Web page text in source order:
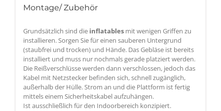
Montage/ Zubehör
Grundsätzlich sind die inflatables mit wenigen Griffen zu
installieren. Sorgen Sie für einen sauberen Untergrund
(staubfrei und trocken) und Hände. Das Gebläse ist bereits
installiert und muss nur nochmals gerade platziert werden.
Die Reißverschlüsse werden dann verschlossen, jedoch das
Kabel mit Netzstecker befinden sich, schnell zugänglich,
außerhalb der Hülle. Strom an und die Plattform ist fertig
mittels einem Sicherheitskabel aufzuhängen.
Ist ausschließlich für den Indoorbereich konzipiert.